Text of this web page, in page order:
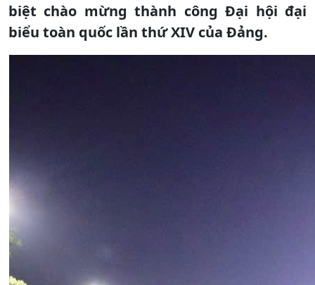
biệt chào mừng thành công Đại hội đại
biểu toàn quốc lần thứ XIV của Đảng.